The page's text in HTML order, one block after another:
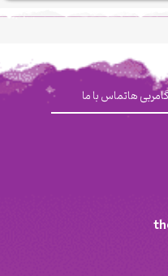
مربی هاتماس با ما